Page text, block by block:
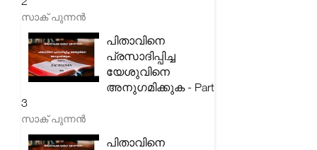
സാക് പുന്നൻ
പിതാവിനെ
പ്രസാദിപ്പിച്ച
യേശുവിനെ
അനുഗമിക്കുക - Part
3
സാക് പുന്നൻ
പിതാവിനെ